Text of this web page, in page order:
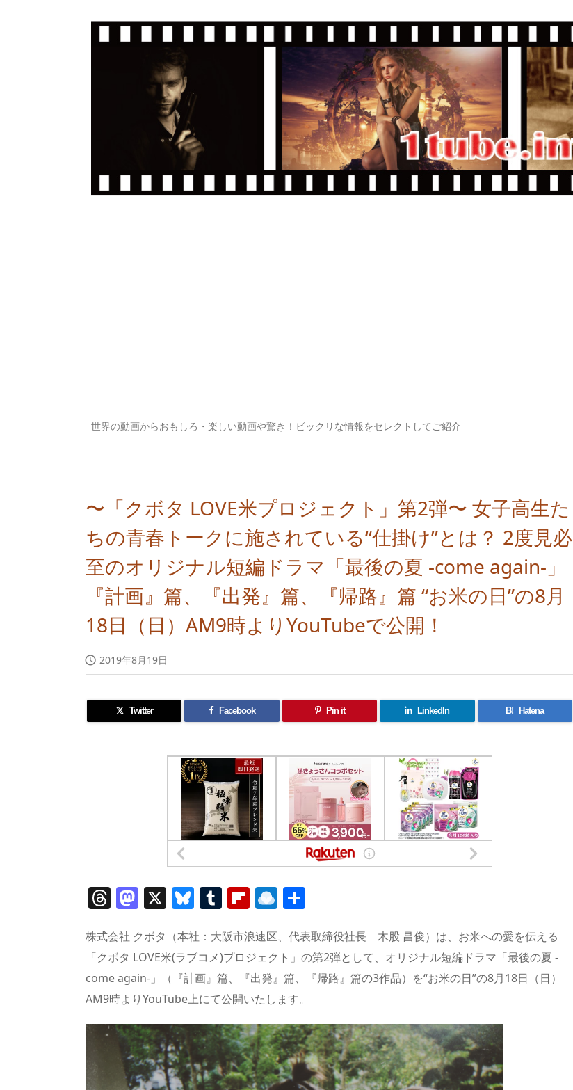
世界の動画からおもしろ・楽しい動画や驚き！ビックリな情報をセレクトしてご紹介
〜「クボタ LOVE米プロジェクト」第2弾〜 女子高生た
ちの青春トークに施されている“仕掛け”とは？ 2度見必
至のオリジナル短編ドラマ「最後の夏 -come again-」
『計画』篇、『出発』篇、『帰路』篇 “お米の日”の8月
18日（日）AM9時よりYouTubeで公開！
 2019年8月19日
Twitter Facebook Pin it LinkedIn B! Hatena
T
h
re
a
d
s
M
a
st
o
d
o
n
X Bl
u
e
sk
y
T
u
m
bl
r
Fl
ip
b
o
ar
d
R
ai
n
d
ro
p.
io
株式会社 クボタ（本社：大阪市浪速区、代表取締役社長 木股 昌俊）は、お米への愛を伝える
「クボタ LOVE米(ラブコメ)プロジェクト」の第2弾として、オリジナル短編ドラマ「最後の夏 -
come again-」（『計画』篇、『出発』篇、『帰路』篇の3作品）を“お米の日”の8月18日（日）
AM9時よりYouTube上にて公開いたします。